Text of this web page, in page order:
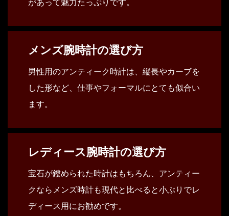
メンズ腕時計の選び方
男性用のアンティーク時計は、縦長やカーブを
した形など、仕事やフォーマルにとても似合い
ます。
レディース腕時計の選び方
宝石が鏤められた時計はもちろん、アンティー
クならメンズ時計も現代と比べると小ぶりでレ
ディース用にお勧めです。